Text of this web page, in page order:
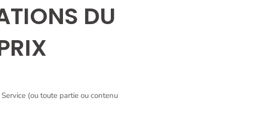
DU
(ou toute partie ou contenu